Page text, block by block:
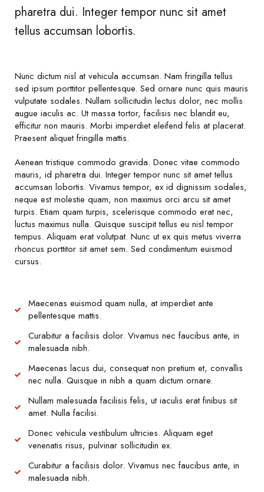
pharetra dui. Integer tempor nunc sit amet
tellus accumsan lobortis.
Nunc dictum nisl at vehicula accumsan. Nam fringilla tellus
sed ipsum porttitor pellentesque. Sed ornare nunc quis mauris
vulputate sodales. Nullam sollicitudin lectus dolor, nec mollis
augue iaculis ac. Ut massa tortor, facilisis nec blandit eu,
efficitur non mauris. Morbi imperdiet eleifend felis at placerat.
Praesent aliquet fringilla mattis.
Aenean tristique commodo gravida. Donec vitae commodo
mauris, id pharetra dui. Integer tempor nunc sit amet tellus
accumsan lobortis. Vivamus tempor, ex id dignissim sodales,
neque est molestie quam, non maximus orci arcu sit amet
turpis. Etiam quam turpis, scelerisque commodo erat nec,
luctus maximus nulla. Quisque suscipit tellus eu nisl tempor
tempus. Aliquam erat volutpat. Nunc ut ex quis metus viverra
rhoncus porttitor sit amet sem. Sed condimentum euismod
cursus.
Maecenas euismod quam nulla, at imperdiet ante
pellentesque mattis.
Curabitur a facilisis dolor. Vivamus nec faucibus ante, in
malesuada nibh.
Maecenas lacus dui, consequat non pretium et, convallis
nec nulla. Quisque in nibh a quam dictum ornare.
Nullam malesuada facilisis felis, ut iaculis erat finibus sit
amet. Nulla facilisi.
Donec vehicula vestibulum ultricies. Aliquam eget
venenatis risus, pulvinar sollicitudin ex.
Curabitur a facilisis dolor. Vivamus nec faucibus ante, in
malesuada nibh.